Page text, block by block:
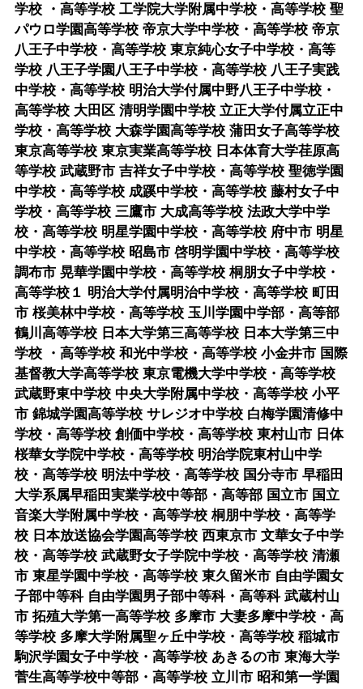
学校 ・高等学校 工学院大学附属中学校・高等学校 聖
パウロ学園高等学校 帝京大学中学校・高等学校 帝京
八王子中学校・高等学校 東京純心女子中学校・高等
学校 八王子学園八王子中学校・高等学校 八王子実践
中学校・高等学校 明治大学付属中野八王子中学校・
高等学校 大田区 清明学園中学校 立正大学付属立正中
学校・高等学校 大森学園高等学校 蒲田女子高等学校
東京高等学校 東京実業高等学校 日本体育大学荏原高
等学校 武蔵野市 吉祥女子中学校・高等学校 聖徳学園
中学校・高等学校 成蹊中学校・高等学校 藤村女子中
学校・高等学校 三鷹市 大成高等学校 法政大学中学
校・高等学校 明星学園中学校・高等学校 府中市 明星
中学校・高等学校 昭島市 啓明学園中学校・高等学校
調布市 晃華学園中学校・高等学校 桐朋女子中学校・
高等学校１ 明治大学付属明治中学校・高等学校 町田
市 桜美林中学校・高等学校 玉川学園中学部・高等部
鶴川高等学校 日本大学第三高等学校 日本大学第三中
学校 ・高等学校 和光中学校・高等学校 小金井市 国際
基督教大学高等学校 東京電機大学中学校・高等学校
武蔵野東中学校 中央大学附属中学校・高等学校 小平
市 錦城学園高等学校 サレジオ中学校 白梅学園清修中
学校・高等学校 創価中学校・高等学校 東村山市 日体
桜華女学院中学校・高等学校 明治学院東村山中学
校・高等学校 明法中学校・高等学校 国分寺市 早稲田
大学系属早稲田実業学校中等部・高等部 国立市 国立
音楽大学附属中学校・高等学校 桐朋中学校・高等学
校 日本放送協会学園高等学校 西東京市 文華女子中学
校・高等学校 武蔵野女子学院中学校・高等学校 清瀬
市 東星学園中学校・高等学校 東久留米市 自由学園女
子部中等科 自由学園男子部中等科・高等科 武蔵村山
市 拓殖大学第一高等学校 多摩市 大妻多摩中学校・高
等学校 多摩大学附属聖ヶ丘中学校・高等学校 稲城市
駒沢学園女子中学校・高等学校 あきるの市 東海大学
菅生高等学校中等部・高等学校 立川市 昭和第一学園